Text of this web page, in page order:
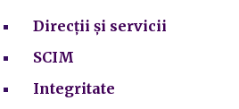
Direcții și servicii
SCIM
Integritate